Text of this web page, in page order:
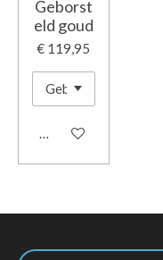
Geborst
eld goud
€ 119,95
In winkelwagen